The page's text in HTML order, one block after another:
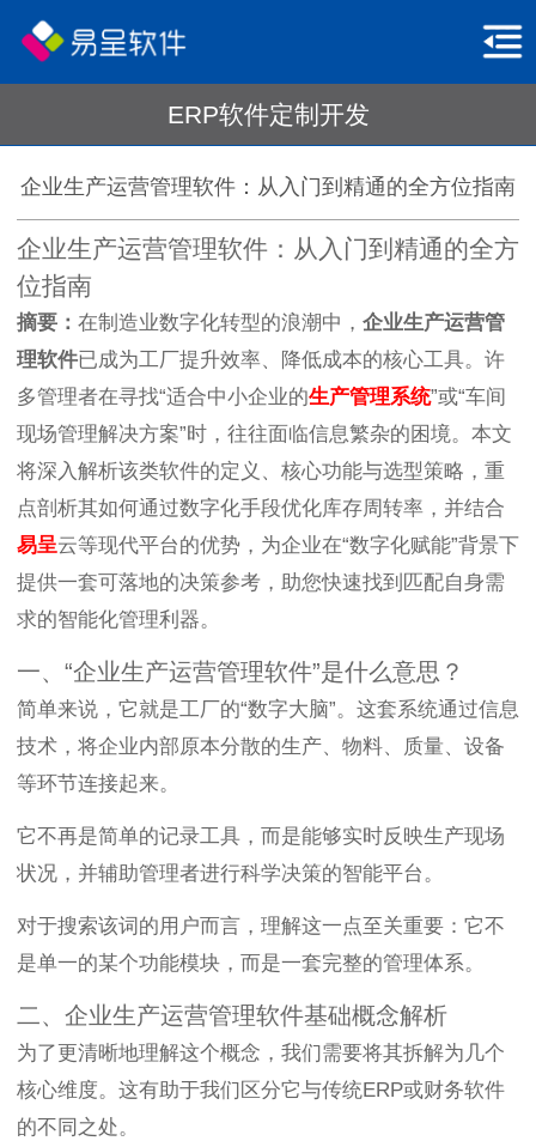
ERP软件定制开发
企业生产运营管理软件：从入门到精通的全方位指南
企业生产运营管理软件：从入门到精通的全方
位指南
摘要： 在制造业数字化转型的浪潮中， 企业生产运营管
理软件已成为工厂提升效率、降低成本的核心工具。许
多管理者在寻找“适合中小企业的生产管理系统”或“车间
现场管理解决方案”时，往往面临信息繁杂的困境。本文
将深入解析该类软件的定义、核心功能与选型策略，重
点剖析其如何通过数字化手段优化库存周转率，并结合
易呈云等现代平台的优势，为企业在“数字化赋能”背景下
提供一套可落地的决策参考，助您快速找到匹配自身需
求的智能化管理利器。
一、“企业生产运营管理软件”是什么意思？
简单来说，它就是工厂的“数字大脑”。这套系统通过信息
技术，将企业内部原本分散的生产、物料、质量、设备
等环节连接起来。
它不再是简单的记录工具，而是能够实时反映生产现场
状况，并辅助管理者进行科学决策的智能平台。
对于搜索该词的用户而言，理解这一点至关重要：它不
是单一的某个功能模块，而是一套完整的管理体系。
二、企业生产运营管理软件基础概念解析
为了更清晰地理解这个概念，我们需要将其拆解为几个
核心维度。这有助于我们区分它与传统ERP或财务软件
的不同之处。